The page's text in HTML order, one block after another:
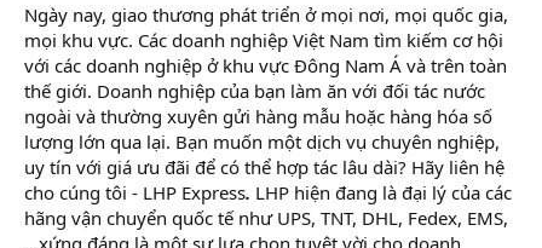
Ngày nay, giao thương phát triển ở mọi nơi, mọi quốc gia,
mọi khu vực. Các doanh nghiệp Việt Nam tìm kiếm cơ hội
với các doanh nghiệp ở khu vực Đông Nam Á và trên toàn
thế giới. Doanh nghiệp của bạn làm ăn với đối tác nước
ngoài và thường xuyên gửi hàng mẫu hoặc hàng hóa số
lượng lớn qua lại. Bạn muốn một dịch vụ chuyên nghiệp,
uy tín với giá ưu đãi để có thể hợp tác lâu dài? Hãy liên hệ
cho cúng tôi - LHP Express. LHP hiện đang là đại lý của các
hãng vận chuyển quốc tế như UPS, TNT, DHL, Fedex, EMS,
…xứng đáng là một sự lựa chọn tuyệt vời cho doanh